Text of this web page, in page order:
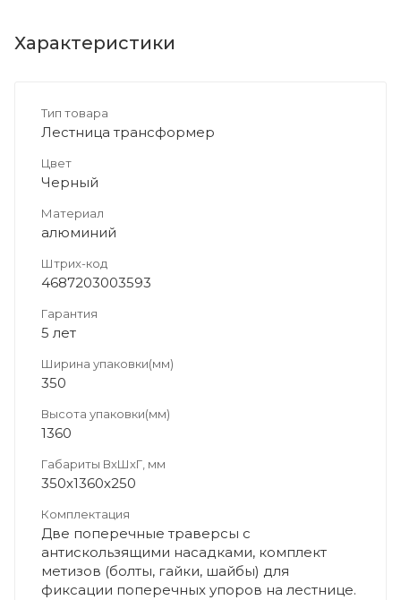
Характеристики
Тип товара
Лестница трансформер
Цвет
Черный
Материал
алюминий
Штрих-код
4687203003593
Гарантия
5 лет
Ширина упаковки(мм)
350
Высота упаковки(мм)
1360
Габариты ВхШхГ, мм
350х1360х250
Комплектация
Две поперечные траверсы с
антискользящими насадками, комплект
метизов (болты, гайки, шайбы) для
фиксации поперечных упоров на лестнице.